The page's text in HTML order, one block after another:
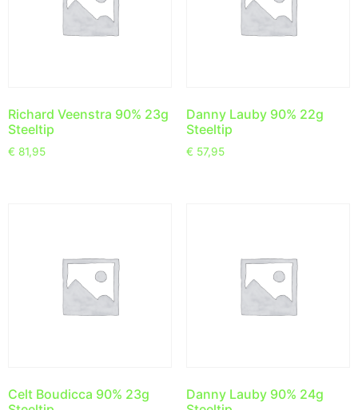
Richard Veenstra 90% 23g
Steeltip
€ 81,95
Danny Lauby 90% 22g
Steeltip
€ 57,95
Celt Boudicca 90% 23g
Danny Lauby 90% 24g